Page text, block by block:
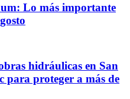
Lo más importante
hidráulicas en San
para proteger a más de